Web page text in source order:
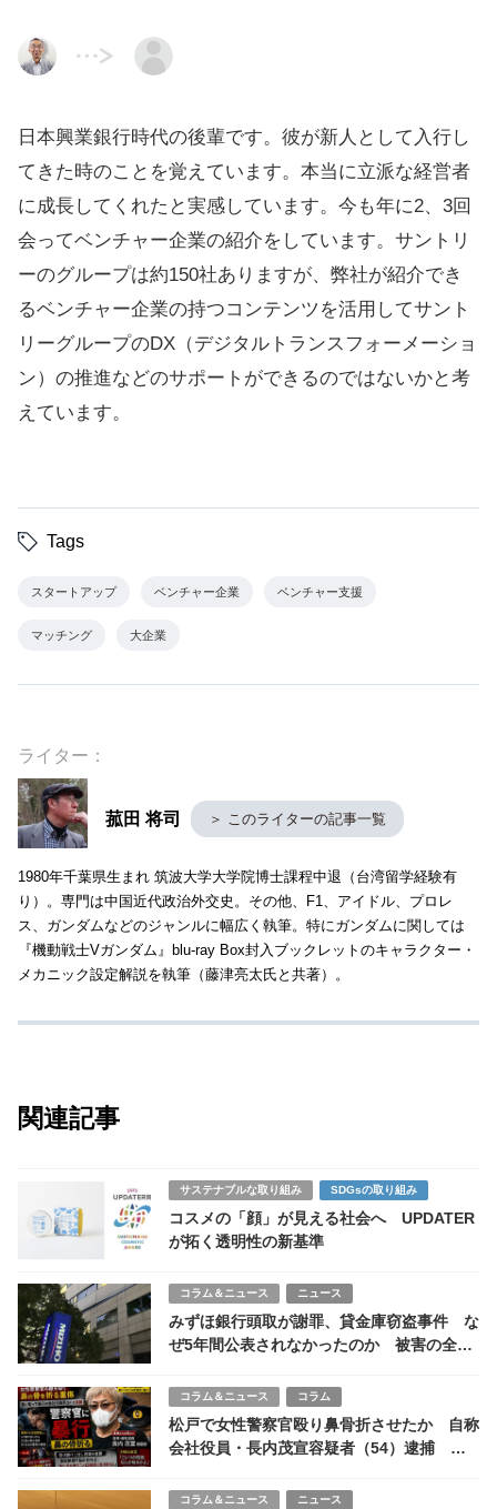
日本興業銀行時代の後輩です。彼が新人として入行し
てきた時のことを覚えています。本当に立派な経営者
に成長してくれたと実感しています。今も年に2、3回
会ってベンチャー企業の紹介をしています。サントリ
ーのグループは約150社ありますが、弊社が紹介でき
るベンチャー企業の持つコンテンツを活用してサント
リーグループのDX（デジタルトランスフォーメーショ
ン）の推進などのサポートができるのではないかと考
えています。
Tags
スタートアップ ベンチャー企業 ベンチャー支援
マッチング 大企業
ライター：
菰田 将司 ＞ このライターの記事一覧
1980年千葉県生まれ 筑波大学大学院博士課程中退（台湾留学経験有
り）。専門は中国近代政治外交史。その他、F1、アイドル、プロレ
ス、ガンダムなどのジャンルに幅広く執筆。特にガンダムに関しては
『機動戦士Vガンダム』blu-ray Box封入ブックレットのキャラクター・
メカニック設定解説を執筆（藤津亮太氏と共著）。
関連記事
サステナブルな取り組み SDGsの取り組み
コスメの「顔」が見える社会へ UPDATER
が拓く透明性の新基準
コラム＆ニュース ニュース
みずほ銀行頭取が謝罪、貸金庫窃盗事件 な
ぜ5年間公表されなかったのか 被害の全貌
コラム＆ニュース コラム
松戸で女性警察官殴り鼻骨折させたか 自称
会社役員・長内茂宣容疑者（54）逮捕
コラム＆ニュース ニュース